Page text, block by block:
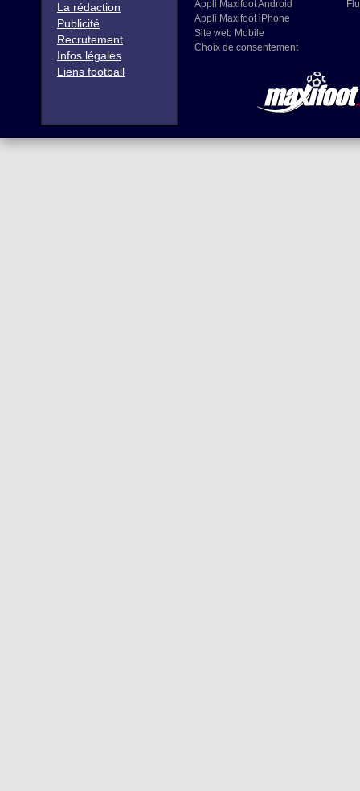
La rédaction
Publicité
Recrutement
Infos légales
Liens football
Appli Maxifoot Android
Appli Maxifoot iPhone
Site web Mobile
Choix de consentement